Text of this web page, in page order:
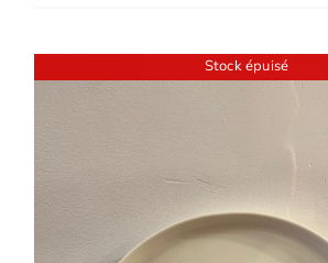
Stock épuisé